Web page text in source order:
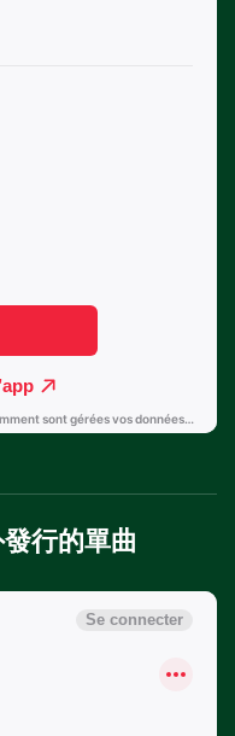
行的單曲